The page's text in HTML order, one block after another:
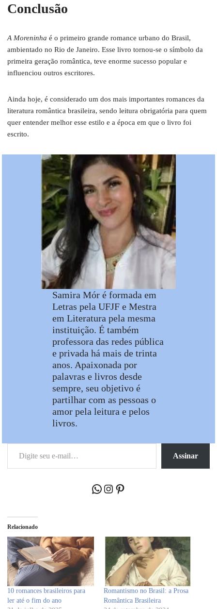
Conclusão
A Moreninha é o primeiro grande romance urbano do Brasil,
ambientado no Rio de Janeiro. Esse livro tornou-se o símbolo da
primeira geração romântica, teve enorme sucesso popular e
influenciou outros escritores.
Ainda hoje, é considerado um dos mais importantes romances da
literatura romântica brasileira, sendo leitura obrigatória para quem
quer entender melhor esse estilo e a época em que o livro foi
escrito.
Samira Mór é formada em
Letras pela UFJF e Mestra
em Literatura pela mesma
instituição. É também
professora das redes pública
e privada há mais de trinta
anos. Apaixonada por
palavras e livros desde
sempre, seu objetivo é
partilhar com as pessoas o
amor pela leitura e pelos
livros.
Assinar
Relacionado
10 romances brasileiros para
ler até o fim do ano
Romantismo no Brasil: a Prosa
Romântica Brasileira